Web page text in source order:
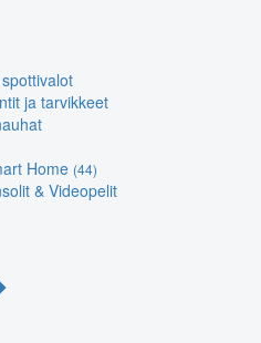
ja tarvikkeet
Home (44)
& Videopelit